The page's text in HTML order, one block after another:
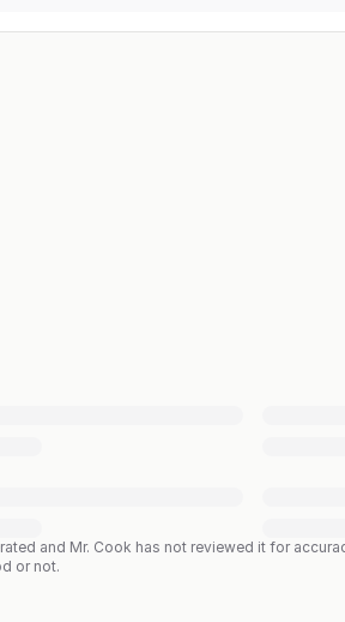
and Mr. Cook has not reviewed it for
or not.